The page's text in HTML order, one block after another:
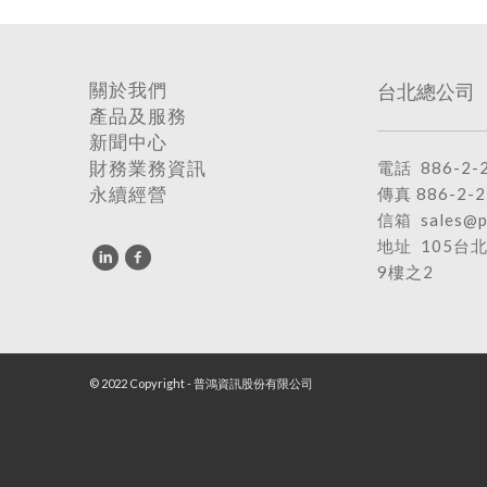
關於我們
產品及服務
新聞中心
財務業務資訊
永續經營
台北總公司
電話 886-2-
傳真 886-2-
信箱
地址 105台
9樓之2
© 2022 Copyright - 普鴻資訊股份有限公司